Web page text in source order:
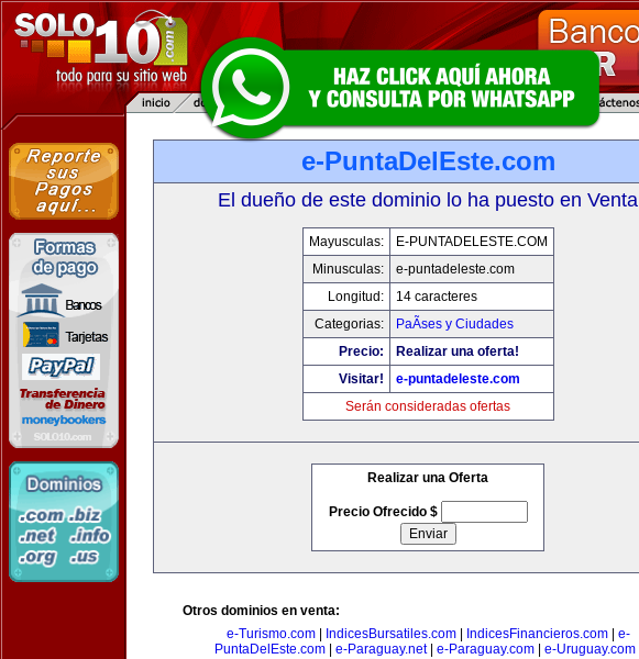
e-PuntaDelEste.com
El dueño de este dominio lo ha puesto en Venta
Mayusculas:
E-PUNTADELESTE.COM
Minusculas:
e-puntadeleste.com
Longitud:
14 caracteres
Categorias:
PaÃ­ses y Ciudades
Precio:
Realizar una oferta!
Visitar!
e-puntadeleste.com
Serán consideradas ofertas
Realizar una Oferta
Precio Ofrecido $
Otros dominios en venta:
e-Turismo.com| IndicesBursatiles.com| IndicesFinancieros.com| e-
PuntaDelEste.com| e-Paraguay.net| e-Paraguay.com| e-Uruguay.com|